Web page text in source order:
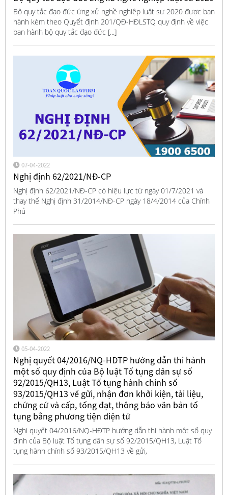
Bộ quy tắc đạo đức ứng xử nghề nghiệp luật sư 2020 được ban
hành kèm theo Quyết định 201/QĐ-HĐLSTQ quy định về việc
ban hành bộ quy tắc đạo đức [...]
07-04-2022
Nghị định 62/2021/NĐ-CP
Nghị định 62/2021/NĐ-CP có hiệu lực từ ngày 01/7/2021 và
thay thế Nghị định 31/2014/NĐ-CP ngày 18/4/2014 của Chính
Phủ
05-04-2022
Nghị quyết 04/2016/NQ-HĐTP hướng dẫn thi hành
một số quy định của Bộ luật Tố tụng dân sự số
92/2015/QH13, Luật Tố tụng hành chính số
93/2015/QH13 về gửi, nhận đơn khởi kiện, tài liệu,
chứng cứ và cấp, tống đạt, thông báo văn bản tố
tụng bằng phương tiện điện tử
Nghị quyết 04/2016/NQ-HĐTP hướng dẫn thi hành một số quy
định của Bộ luật Tố tụng dân sự số 92/2015/QH13, Luật Tố
tụng hành chính số 93/2015/QH13 về gửi,